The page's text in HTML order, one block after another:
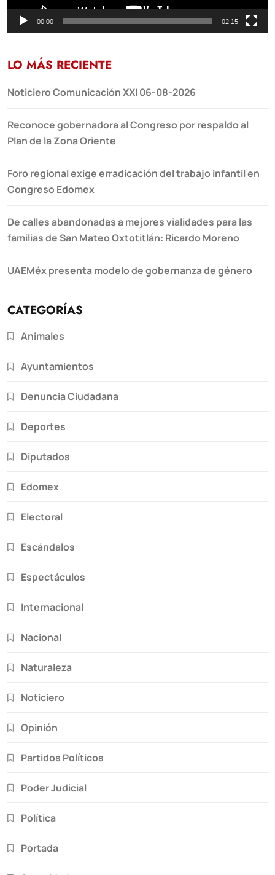
00:00 02:15
LO MÁS RECIENTE
Noticiero Comunicación XXI 06-08-2026
Reconoce gobernadora al Congreso por respaldo al
Plan de la Zona Oriente
Foro regional exige erradicación del trabajo infantil en
Congreso Edomex
De calles abandonadas a mejores vialidades para las
familias de San Mateo Oxtotitlán: Ricardo Moreno
UAEMéx presenta modelo de gobernanza de género
CATEGORÍAS
Animales
Ayuntamientos
Denuncia Ciudadana
Deportes
Diputados
Edomex
Electoral
Escándalos
Espectáculos
Internacional
Nacional
Naturaleza
Noticiero
Opinión
Partidos Políticos
Poder Judicial
Política
Portada